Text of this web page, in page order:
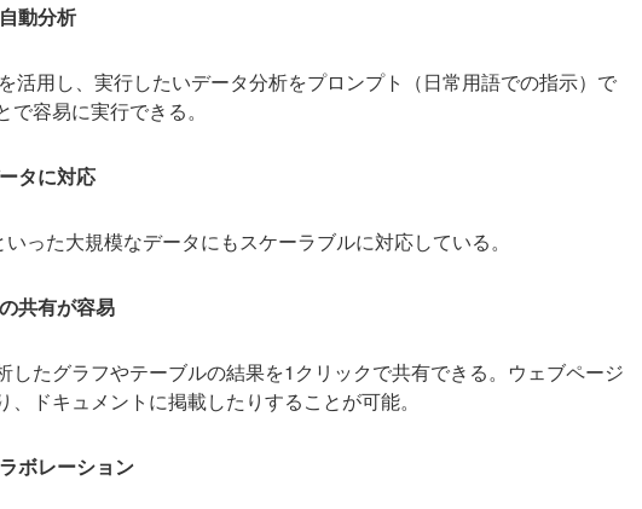
動分析
活用し、実行したいデータ分析をプロンプト（日常用語での指示）で
で容易に実行できる。
タに対応
った大規模なデータにもスケーラブルに対応している。
共有が容易
したグラフやテーブルの結果を1クリックで共有できる。ウェブページ
、ドキュメントに掲載したりすることが可能。
ボレーション